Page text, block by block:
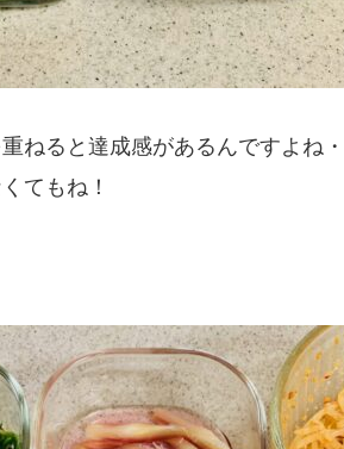
ねると達成感があるんですよね・
てもね！